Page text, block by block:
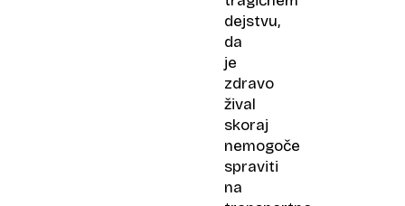
dejstvu,
da
je
zdravo
žival
skoraj
nemogoče
spraviti
na